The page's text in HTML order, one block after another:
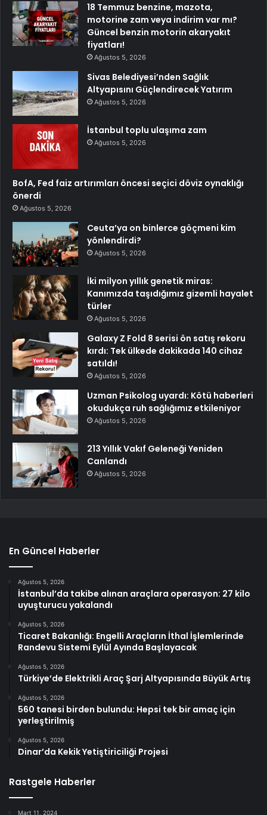
18 Temmuz benzine, mazota,
motorine zam veya indirim var mı?
Güncel benzin motorin akaryakıt
fiyatları!
Ağustos 5, 2026
Sivas Belediyesi’nden Sağlık
Altyapısını Güçlendirecek Yatırım
Ağustos 5, 2026
İstanbul toplu ulaşıma zam
Ağustos 5, 2026
BofA, Fed faiz artırımları öncesi seçici döviz oynaklığı
önerdi
Ağustos 5, 2026
Ceuta’ya on binlerce göçmeni kim
yönlendirdi?
Ağustos 5, 2026
İki milyon yıllık genetik miras:
Kanımızda taşıdığımız gizemli hayalet
türler
Ağustos 5, 2026
Galaxy Z Fold 8 serisi ön satış rekoru
kırdı: Tek ülkede dakikada 140 cihaz
satıldı!
Ağustos 5, 2026
Uzman Psikolog uyardı: Kötü haberleri
okudukça ruh sağlığımız etkileniyor
Ağustos 5, 2026
213 Yıllık Vakıf Geleneği Yeniden
Canlandı
Ağustos 5, 2026
En Güncel Haberler
Ağustos 5, 2026
İstanbul’da takibe alınan araçlara operasyon: 27 kilo
uyuşturucu yakalandı
Ağustos 5, 2026
Ticaret Bakanlığı: Engelli Araçların İthal İşlemlerinde
Randevu Sistemi Eylül Ayında Başlayacak
Ağustos 5, 2026
Türkiye’de Elektrikli Araç Şarj Altyapısında Büyük Artış
Ağustos 5, 2026
560 tanesi birden bulundu: Hepsi tek bir amaç için
yerleştirilmiş
Ağustos 5, 2026
Dinar’da Kekik Yetiştiriciliği Projesi
Rastgele Haberler
Mart 11, 2024